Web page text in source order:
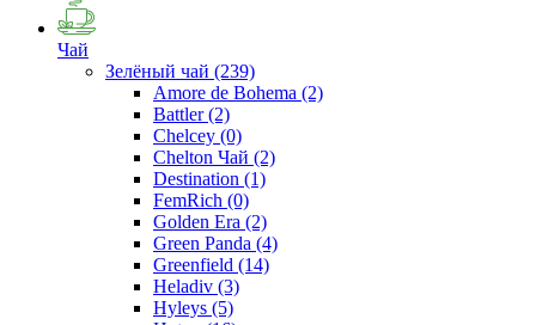
Чай
Зелёный чай (239)
Amore de Bohema (2)
Battler(2)
Chelcey (0)
Chelton Чай (2)
Destination (1)
FemRich (0)
Golden Era (2)
Green Panda (4)
Greenfield (14)
Heladiv (3)
Hyleys (5)